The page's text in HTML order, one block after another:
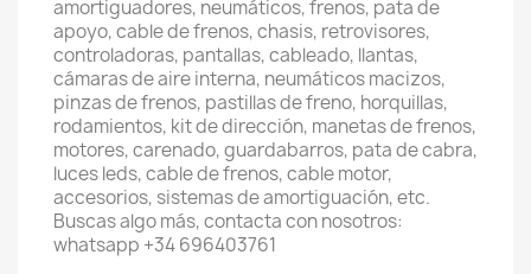
amortiguadores, neumáticos, frenos, pata de
apoyo, cable de frenos, chasis, retrovisores,
controladoras, pantallas, cableado, llantas,
cámaras de aire interna, neumáticos macizos,
pinzas de frenos, pastillas de freno, horquillas,
rodamientos, kit de dirección, manetas de frenos,
motores, carenado, guardabarros, pata de cabra,
luces leds, cable de frenos, cable motor,
accesorios, sistemas de amortiguación, etc.
Buscas algo más, contacta con nosotros:
whatsapp +34 696403761